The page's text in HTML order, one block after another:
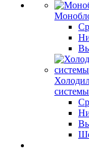
системы